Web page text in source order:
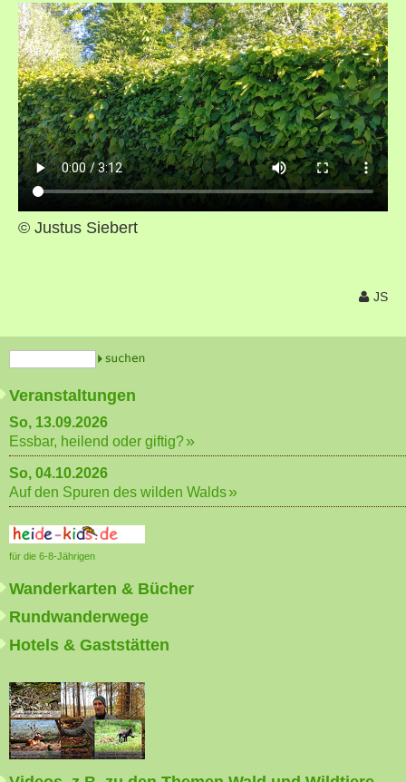
© Justus Siebert
JS
Veranstaltungen
So, 13.09.2026
Essbar, heilend oder giftig?
So, 04.10.2026
Auf den Spuren des wilden Walds
für die 6-8-Jährigen
Wanderkarten & Bücher
Rundwanderwege
Hotels & Gaststätten